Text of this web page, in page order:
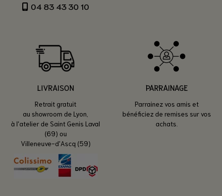
04 83 43 30 10
LIVRAISON
Retrait gratuit
au showroom de Lyon,
à l'atelier de Saint Genis Laval
(69) ou
Villeneuve-d'Ascq (59)
PARRAINAGE
Parrainez vos amis et
bénéficiez de remises sur vos
achats.